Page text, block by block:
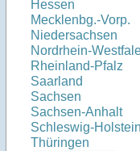
Hessen
Mecklenbg.-Vorp.
Niedersachsen
Nordrhein-
Rheinland-Pfalz
Saarland
Sachsen
Sachsen-Anhalt
Schleswig-Holstein
Thüringen